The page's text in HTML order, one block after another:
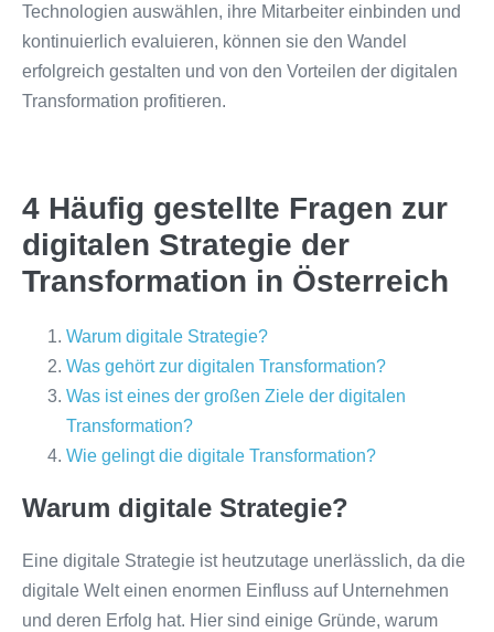
Technologien auswählen, ihre Mitarbeiter einbinden und
kontinuierlich evaluieren, können sie den Wandel
erfolgreich gestalten und von den Vorteilen der digitalen
Transformation profitieren.
4 Häufig gestellte Fragen zur
digitalen Strategie der
Transformation in Österreich
Warum digitale Strategie?
Was gehört zur digitalen Transformation?
Was ist eines der großen Ziele der digitalen
Transformation?
Wie gelingt die digitale Transformation?
Warum digitale Strategie?
Eine digitale Strategie ist heutzutage unerlässlich, da die
digitale Welt einen enormen Einfluss auf Unternehmen
und deren Erfolg hat. Hier sind einige Gründe, warum